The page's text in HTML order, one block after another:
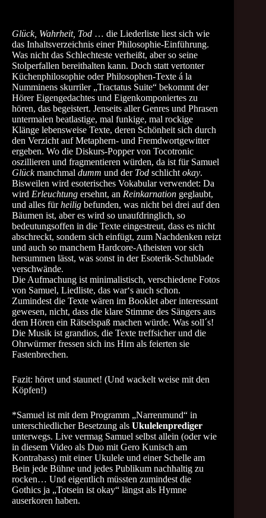
Glück, Wahrheit, Tod … die Liederliste liest sich wie
das Inhaltsverzeichnis einer Philosophie-Einführung.
Was nicht das Schlechteste verheißt, aber so seine
Stolperfallen bereithalten kann. Doch statt vertonter
Küchenphilosophie oder Philosophen-Texte á la
Numminens skurriler „Tractatus Suite“ bekommt der
Hörer Eigengedachtes und Eigenkomponiertes zu
hören, das begeistert. Jenseits aller Genres und Phrasen
untermalen beatlastige, mal funkige, mal rockige
Klänge lebensweise Texte, deren Schönheit sich durch
den Verzicht auf Metaphern- und Fremdwortgewitter
ergeben. Wo die Diskurs-Popper von Tocotronic
oszillieren und fragmentieren würden, da ist für Samuel
Glückmanchmal dumm und der Tod schlicht okay.
Bisweilen wird esoterisches Vokabular verwendet: Da
wird Erleuchtung ersehnt, an Reinkarnation geglaubt,
und alles fürheilig befunden, was nicht bei drei auf den
Bäumen ist, aber es wird so unaufdringlich, so
bedeutungsoffen in die Texte eingestreut, dass es nicht
abschreckt, sondern sich einfügt, zum Nachdenken reizt
und auch so manchem Hardcore-Atheisten vor sich
hersummen lässt, was sonst in der Esoterik-Schublade
verschwände.
Die Aufmachung ist minimalistisch, verschiedene Fotos
von Samuel, Liedliste, das war‘s auch schon.
Zumindest die Texte wären im Booklet aber interessant
gewesen, nicht, dass die klare Stimme des Sängers aus
dem Hören ein Rätselspaß machen würde. Was soll´s!
Die Musik ist grandios, die Texte treffsicher und die
Ohrwürmer fressen sich ins Hirn als feierten sie
Fastenbrechen.
Fazit: höret und staunet! (Und wackelt weise mit den
Köpfen!)
*Samuel ist mit dem Programm „Narrenmund“ in
unterschiedlicher Besetzung als Ukulelenprediger
unterwegs. Live vermag Samuel selbst allein (oder wie
in diesem Video als Duo mit Gero Kunisch am
Kontrabass) mit einer Ukulele und einer Schelle am
Bein jede Bühne und jedes Publikum nachhaltig zu
rocken… Und eigentlich müssten zumindest die
Gothics ja „Totsein ist okay“ längst als Hymne
auserkoren haben.